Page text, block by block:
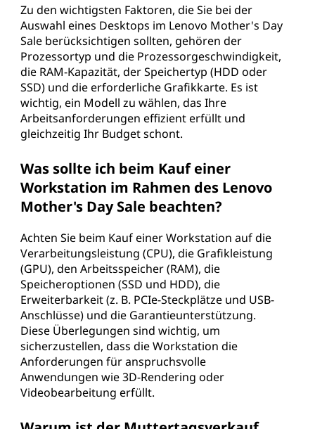
Zu den wichtigsten Faktoren, die Sie bei der
Auswahl eines Desktops im Lenovo Mother's Day
Sale berücksichtigen sollten, gehören der
Prozessortyp und die Prozessorgeschwindigkeit,
die RAM-Kapazität, der Speichertyp (HDD oder
SSD) und die erforderliche Grafikkarte. Es ist
wichtig, ein Modell zu wählen, das Ihre
Arbeitsanforderungen effizient erfüllt und
gleichzeitig Ihr Budget schont.
Was sollte ich beim Kauf einer
Workstation im Rahmen des Lenovo
Mother's Day Sale beachten?
Achten Sie beim Kauf einer Workstation auf die
Verarbeitungsleistung (CPU), die Grafikleistung
(GPU), den Arbeitsspeicher (RAM), die
Speicheroptionen (SSD und HDD), die
Erweiterbarkeit (z. B. PCIe-Steckplätze und USB-
Anschlüsse) und die Garantieunterstützung.
Diese Überlegungen sind wichtig, um
sicherzustellen, dass die Workstation die
Anforderungen für anspruchsvolle
Anwendungen wie 3D-Rendering oder
Videobearbeitung erfüllt.